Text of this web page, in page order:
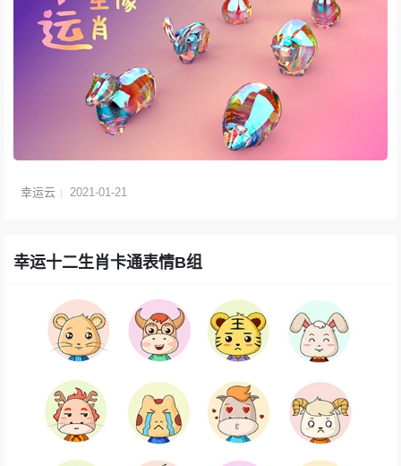
幸运云 2021-01-21
幸运十二生肖卡通表情B组